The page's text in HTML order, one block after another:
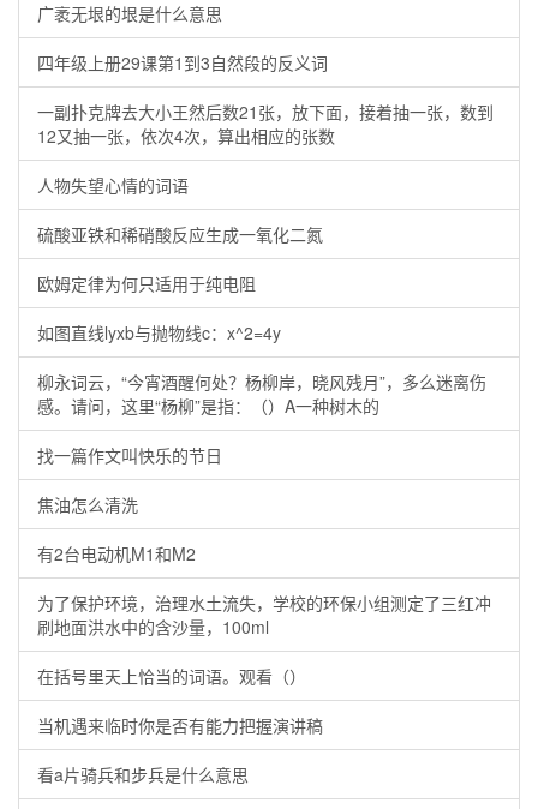
广袤无垠的垠是什么意思
四年级上册29课第1到3自然段的反义词
一副扑克牌去大小王然后数21张，放下面，接着抽一张，数到
12又抽一张，依次4次，算出相应的张数
人物失望心情的词语
硫酸亚铁和稀硝酸反应生成一氧化二氮
欧姆定律为何只适用于纯电阻
如图直线lyxb与抛物线c：x^2=4y
柳永词云，“今宵酒醒何处？杨柳岸，晓风残月”，多么迷离伤
感。请问，这里“杨柳”是指：（）A一种树木的
找一篇作文叫快乐的节日
焦油怎么清洗
有2台电动机M1和M2
为了保护环境，治理水土流失，学校的环保小组测定了三红冲
刷地面洪水中的含沙量，100ml
在括号里天上恰当的词语。观看（）
当机遇来临时你是否有能力把握演讲稿
看a片骑兵和步兵是什么意思